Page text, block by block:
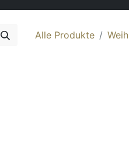
Alle Produkte